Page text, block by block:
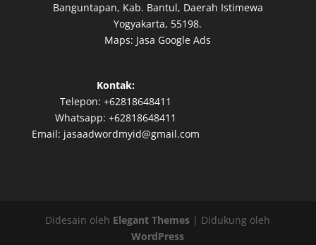
Banguntapan, Kab. Bantul, Daerah Istimewa
Yogyakarta, 55198.
Maps: Jasa Google Ads
Kontak:
Telepon: +62818648411
Whatsapp: +62818648411
Email: jasaadwordmyid@gmail.com
Didesain oleh Elegant Themes | Didukung oleh
WordPress